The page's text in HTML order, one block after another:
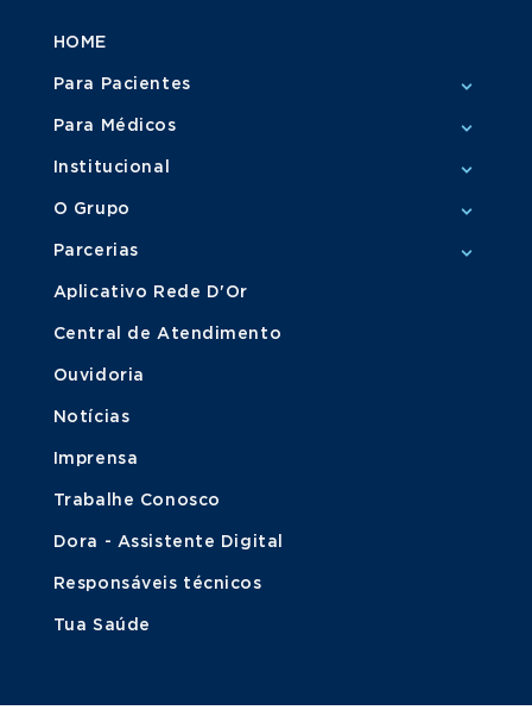
HOME
Para Pacientes
Para Médicos
Institucional
O Grupo
Parcerias
Aplicativo Rede D'Or
Central de Atendimento
Ouvidoria
Notícias
Imprensa
Trabalhe Conosco
Dora - Assistente Digital
Responsáveis técnicos
Tua Saúde